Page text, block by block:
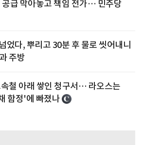
급 막아놓고 책임 전가… 민주당
었다, 뿌리고 30분 후 물로 씻어내니
주방
철 아래 쌓인 청구서… 라오스는
함정'에 빠졌나